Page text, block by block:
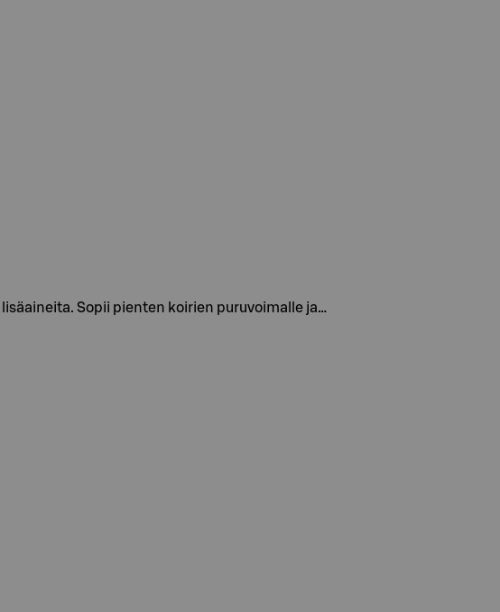
Sopii pienten koirien puruvoimalle ja…